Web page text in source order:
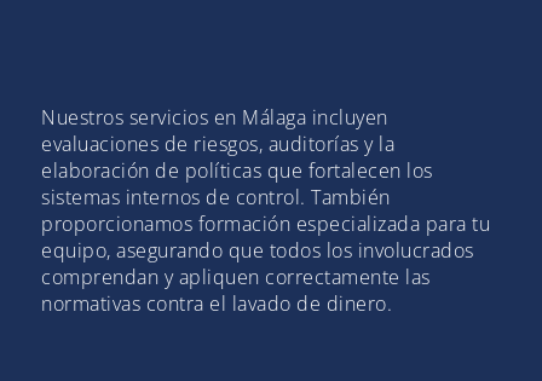
Nuestros servicios en Málaga incluyen
evaluaciones de riesgos, auditorías y la
elaboración de políticas que fortalecen los
sistemas internos de control. También
proporcionamos formación especializada para tu
equipo, asegurando que todos los involucrados
comprendan y apliquen correctamente las
normativas contra el lavado de dinero.